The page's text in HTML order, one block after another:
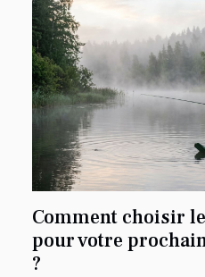
Comment choisir
pour votre
?